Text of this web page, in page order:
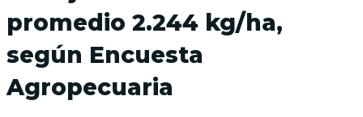
promedio 2.244 kg/ha,
según Encuesta
Agropecuaria